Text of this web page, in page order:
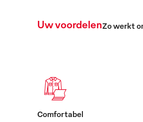
Uw voordelenZo werkt
Comfortabel